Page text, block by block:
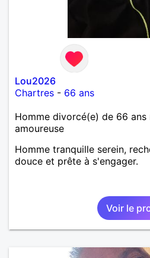
Lou2026
Chartres - 66 ans
Homme divorcé(e) de 66
amoureuse
Homme tranquille serein,
douce et prête à s'engager.
Voir le